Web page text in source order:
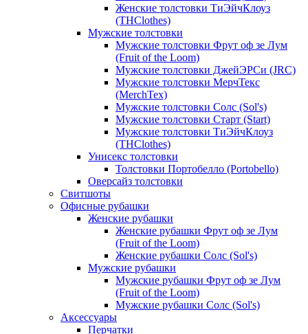
Женские толстовки ТиЭйчКлоуз
(THClothes)
Мужские толстовки
Мужские толстовки Фрут оф зе Лум
(Fruit of the Loom)
Мужские толстовки ДжейЭРСи (JRC)
Мужские толстовки МерчТекс
(MerchTex)
Мужские толстовки Солс (Sol's)
Мужские толстовки Старт (Start)
Мужские толстовки ТиЭйчКлоуз
(THClothes)
Унисекс толстовки
Толстовки Портобелло (Portobello)
Оверсайз толстовки
Свитшоты
Офисные рубашки
Женские рубашки
Женские рубашки Фрут оф зе Лум
(Fruit of the Loom)
Женские рубашки Солс (Sol's)
Мужские рубашки
Мужские рубашки Фрут оф зе Лум
(Fruit of the Loom)
Мужские рубашки Солс (Sol's)
Аксессуары
Перчатки